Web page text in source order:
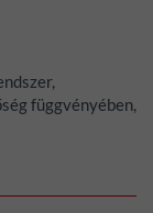
függvényében,